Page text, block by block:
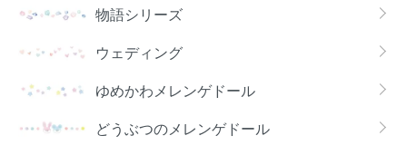
物語シリーズ
ウェディング
ゆめかわメレンゲドール
どうぶつのメレンゲドール